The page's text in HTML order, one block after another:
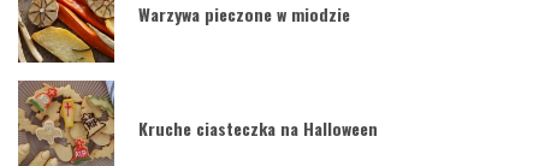
Warzywa pieczone w miodzie
Kruche ciasteczka na Halloween